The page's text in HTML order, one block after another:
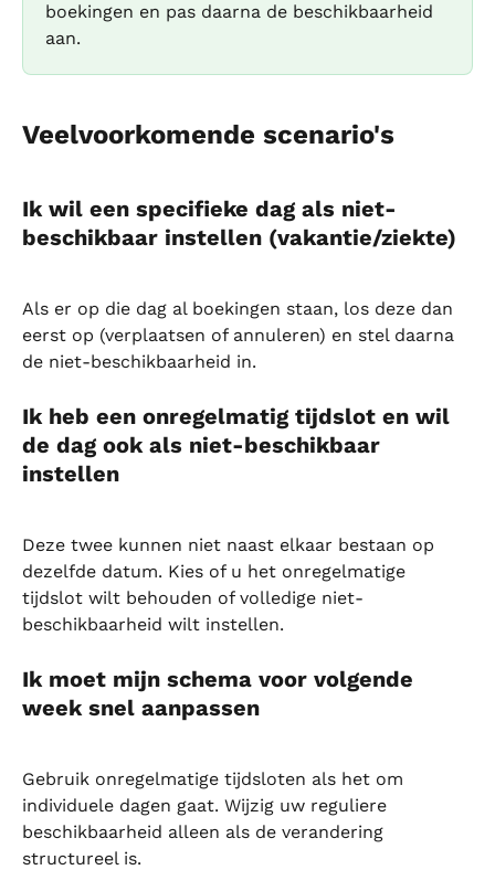
boekingen en pas daarna de beschikbaarheid
aan.
Veelvoorkomende scenario's
Ik wil een specifieke dag als niet-
beschikbaar instellen (vakantie/ziekte)
Als er op die dag al boekingen staan, los deze dan
eerst op (verplaatsen of annuleren) en stel daarna
de niet-beschikbaarheid in.
Ik heb een onregelmatig tijdslot en wil
de dag ook als niet-beschikbaar
instellen
Deze twee kunnen niet naast elkaar bestaan op
dezelfde datum. Kies of u het onregelmatige
tijdslot wilt behouden of volledige niet-
beschikbaarheid wilt instellen.
Ik moet mijn schema voor volgende
week snel aanpassen
Gebruik onregelmatige tijdsloten als het om
individuele dagen gaat. Wijzig uw reguliere
beschikbaarheid alleen als de verandering
structureel is.